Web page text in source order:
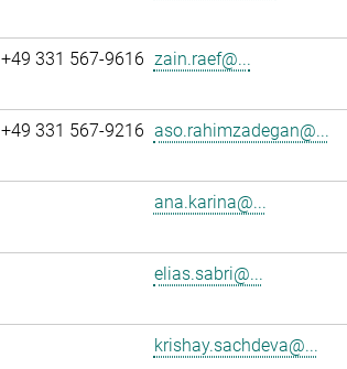
+49 331 567-9616 zain.raef@...
+49 331 567-9216 aso.rahimzadegan@...
ana.karina@...
elias.sabri@...
krishay.sachdeva@...